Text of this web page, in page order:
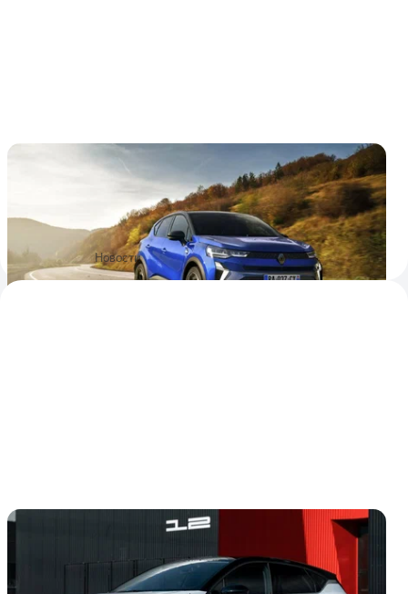
Renault Captur после рестайлинга остался
без дизелей
Вседорожник обзавёлся переработанной передней
частью и новым оборудованием в салоне, при этом
моторная гамма почти не изменилась
4 апреля 2024 Новости
Новый Mitsubishi ASX оказался клоном
Renault Captur с другими эмблемами
Впервые с 2010 года Mitsubishi ASX сменил поколение.
Преемник оказался не оригинальной машиной, а